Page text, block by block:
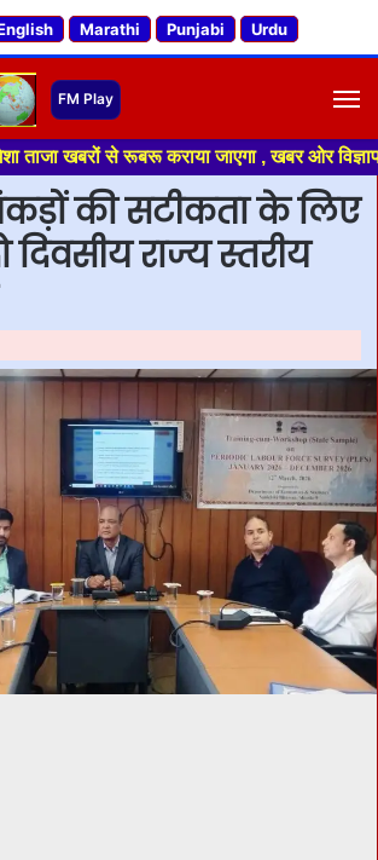
Marathi Punjabi Urdu
से रूबरू कराया जाएगा , खबर ओर विज्ञापन के
की सटीकता के लिए
दिवसीय राज्य स्तरीय